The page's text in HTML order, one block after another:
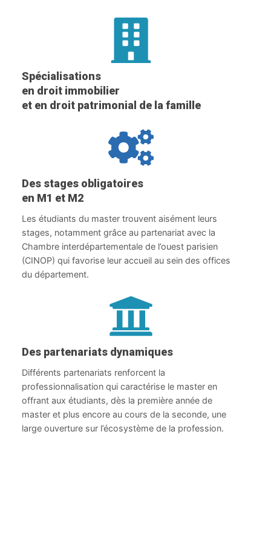
Spécialisations
en droit immobilier
et en droit patrimonial de la famille
Des stages obligatoires
en M1 et M2
Les étudiants du master trouvent aisément leurs
stages, notamment grâce au partenariat avec la
Chambre interdépartementale de l’ouest parisien
(CINOP) qui favorise leur accueil au sein des offices
du département.
Des partenariats dynamiques
Différents partenariats renforcent la
professionnalisation qui caractérise le master en
offrant aux étudiants, dès la première année de
master et plus encore au cours de la seconde, une
large ouverture sur l’écosystème de la profession.